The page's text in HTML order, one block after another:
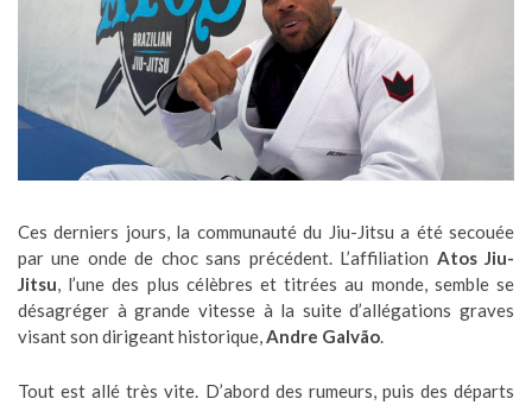
Ces derniers jours, la communauté du Jiu-Jitsu a été secouée
par une onde de choc sans précédent. L’affiliation Atos Jiu-
Jitsu, l’une des plus célèbres et titrées au monde, semble se
désagréger à grande vitesse à la suite d’allégations graves
visant son dirigeant historique,Andre Galvão.
Tout est allé très vite. D’abord des rumeurs, puis des départs